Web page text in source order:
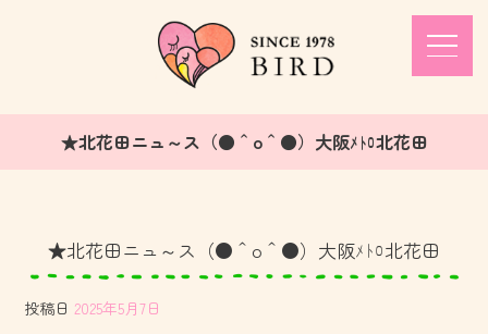
★北花田ニュ～ス（●＾o＾●）大阪ﾒﾄﾛ北花田
★北花田ニュ～ス（●＾o＾●）大阪ﾒﾄﾛ北花田
投稿日 2025年5月7日